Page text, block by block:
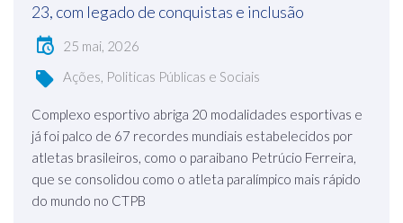
23, com legado de conquistas e inclusão
25 mai, 2026
Ações, Politicas Públicas e Sociais
Complexo esportivo abriga 20 modalidades esportivas e
já foi palco de 67 recordes mundiais estabelecidos por
atletas brasileiros, como o paraibano Petrúcio Ferreira,
que se consolidou como o atleta paralímpico mais rápido
do mundo no CTPB